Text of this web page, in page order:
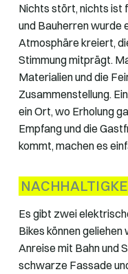
Nichts stört, nichts ist
und Bauherren wurde
Atmosphäre kreiert,
Stimmung mitprägt.
Materialien und die
Zusammenstellung.
ein Ort, wo Erholung
Empfang und die
kommt, machen es
Es gibt zwei
Bikes können
Anreise mit Bahn und
schwarze Fassade